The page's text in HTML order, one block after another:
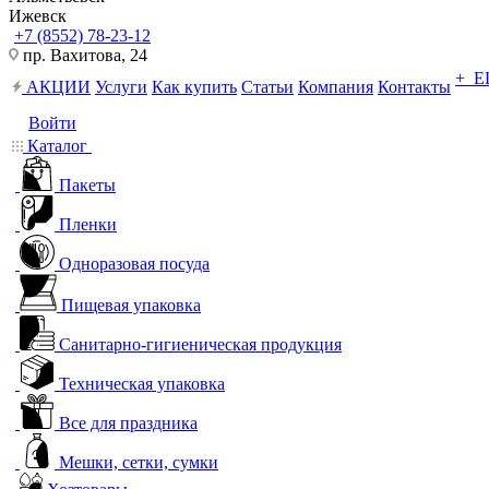
Ижевск
+7 (8552) 78-23-12
пр. Вахитова, 24
АКЦИИ Услуги Как купить Статьи Компания Контакты +
Войти
Каталог
Пакеты
Пленки
Одноразовая посуда
Пищевая упаковка
Санитарно-гигиеническая продукция
Техническая упаковка
Все для праздника
Мешки, сетки, сумки